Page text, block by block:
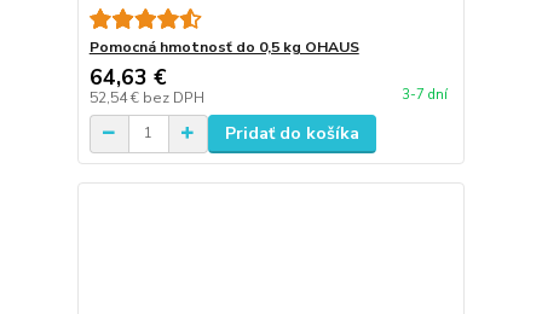
Pomocná hmotnosť do 0,5 kg OHAUS
64,63 €
52,54 € bez DPH 3-7 dní
Pridať do košíka